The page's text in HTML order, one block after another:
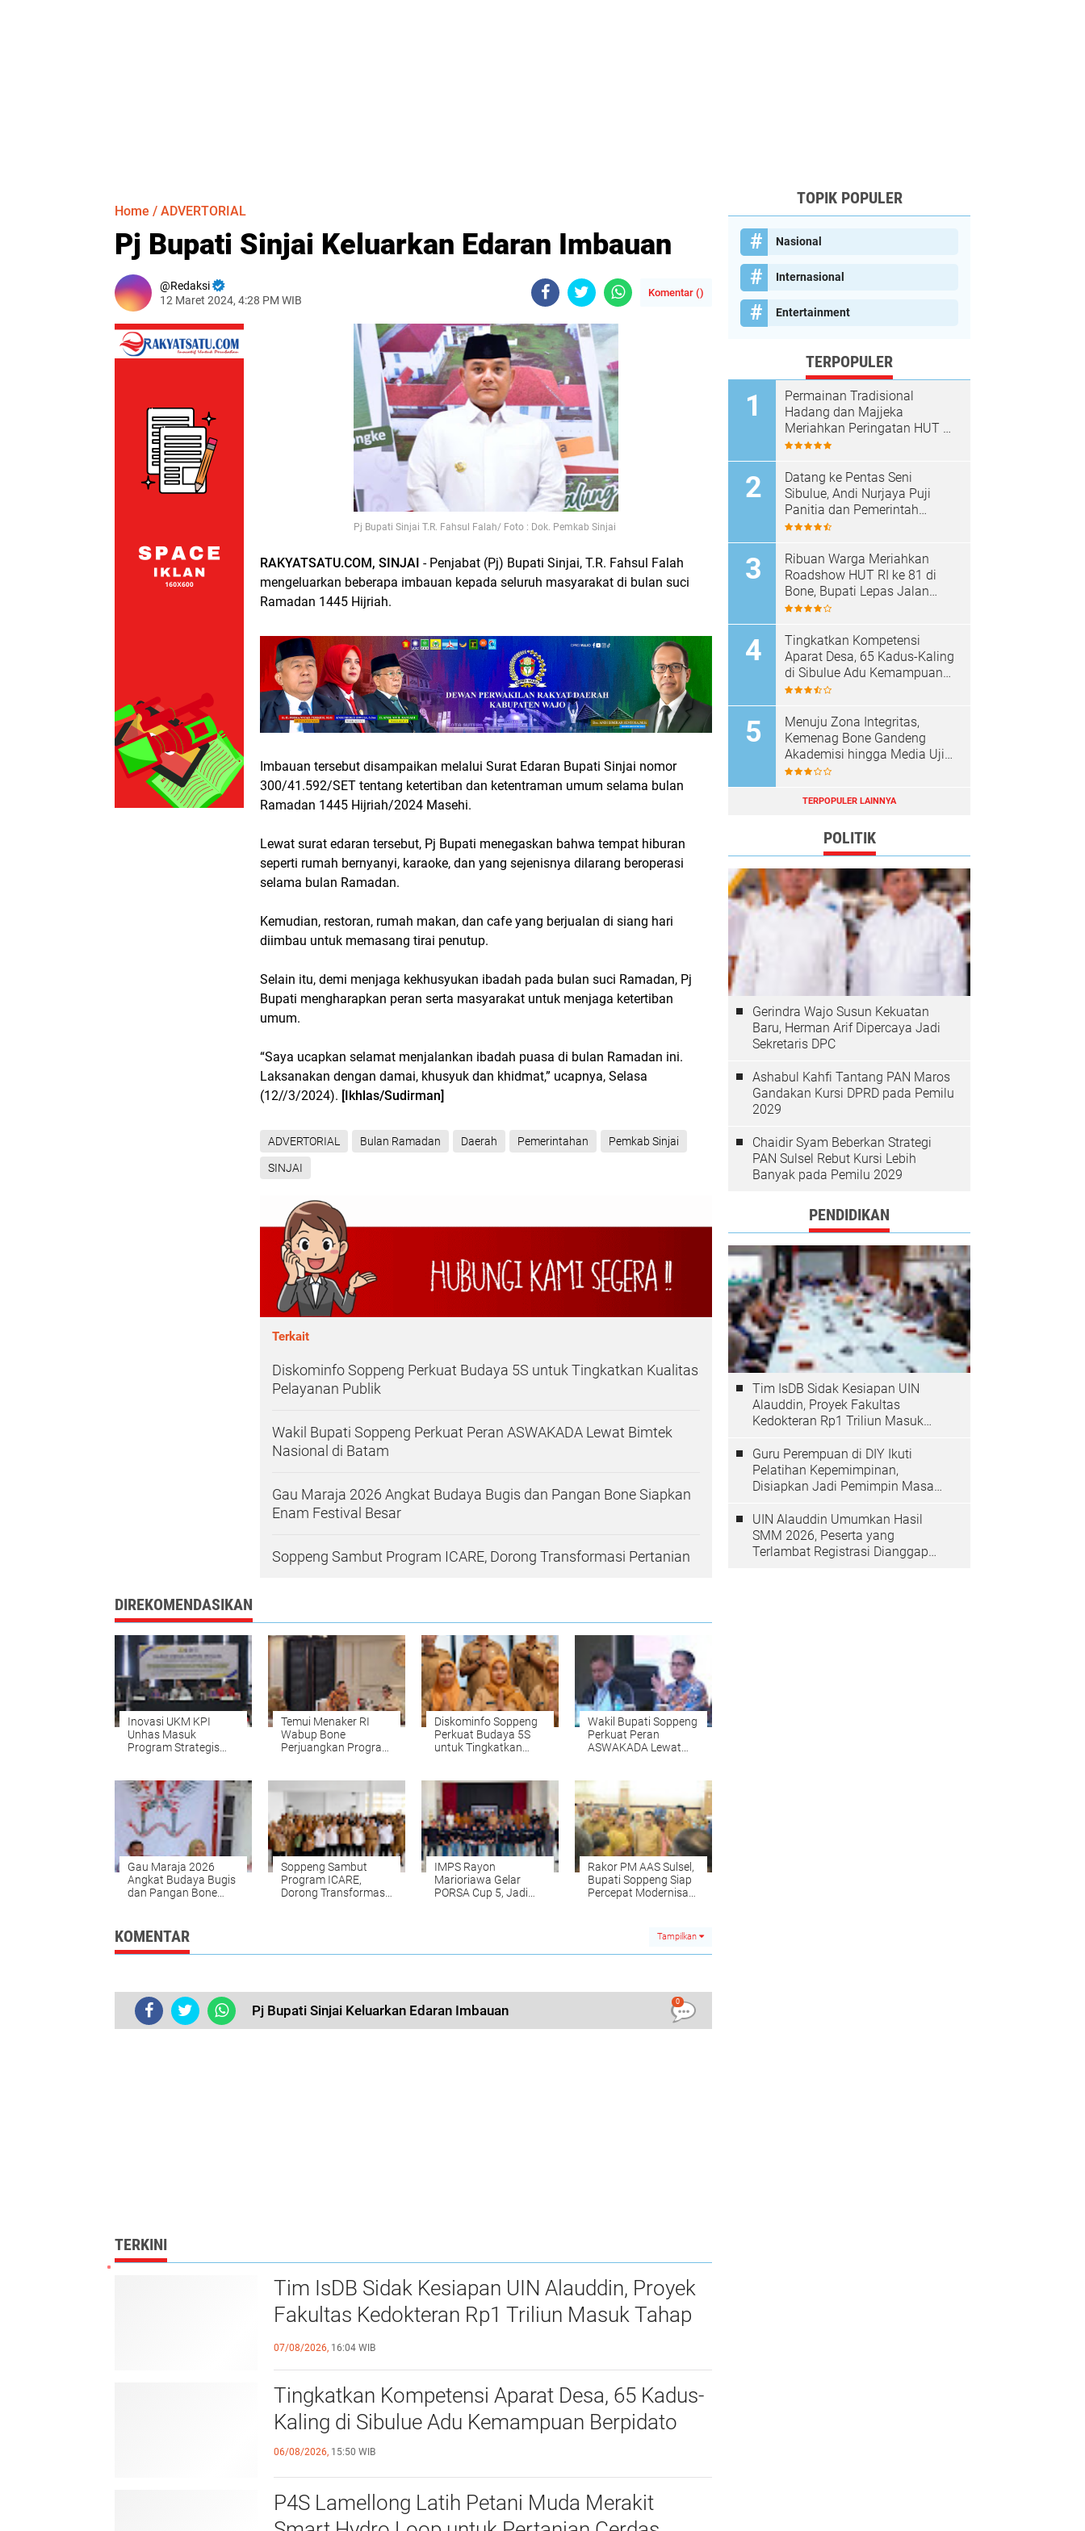
Home / ADVERTORIAL
Pj Bupati Sinjai Keluarkan Edaran Imbauan
Redaksi
12 Maret 2024, 4:28 PM WIB
Komentar ()
Pj Bupati Sinjai T.R. Fahsul Falah/ Foto : Dok. Pemkab Sinjai
RAKYATSATU.COM, SINJAI - Penjabat (Pj) Bupati Sinjai, T.R. Fahsul Falah
mengeluarkan beberapa imbauan kepada seluruh masyarakat di bulan suci
Ramadan 1445 Hijriah.
Imbauan tersebut disampaikan melalui Surat Edaran Bupati Sinjai nomor
300/41.592/SET tentang ketertiban dan ketentraman umum selama bulan
Ramadan 1445 Hijriah/2024 Masehi.
Lewat surat edaran tersebut, Pj Bupati menegaskan bahwa tempat hiburan
seperti rumah bernyanyi, karaoke, dan yang sejenisnya dilarang beroperasi
selama bulan Ramadan.
Kemudian, restoran, rumah makan, dan cafe yang berjualan di siang hari
diimbau untuk memasang tirai penutup.
Selain itu, demi menjaga kekhusyukan ibadah pada bulan suci Ramadan, Pj
Bupati mengharapkan peran serta masyarakat untuk menjaga ketertiban
umum.
“Saya ucapkan selamat menjalankan ibadah puasa di bulan Ramadan ini.
Laksanakan dengan damai, khusyuk dan khidmat,” ucapnya, Selasa
(12//3/2024). [Ikhlas/Sudirman]
ADVERTORIAL Bulan Ramadan Daerah Pemerintahan Pemkab Sinjai
SINJAI
Terkait
Diskominfo Soppeng Perkuat Budaya 5S untuk Tingkatkan Kualitas
Pelayanan Publik
Wakil Bupati Soppeng Perkuat Peran ASWAKADA Lewat Bimtek
Nasional di Batam
Gau Maraja 2026 Angkat Budaya Bugis dan Pangan Bone Siapkan
Enam Festival Besar
Soppeng Sambut Program ICARE, Dorong Transformasi Pertanian
DIREKOMENDASIKAN
Inovasi UKM KPI
Unhas Masuk
Program Strategis
Temui Menaker RI
Wabup Bone
Perjuangkan Program
Diskominfo Soppeng
Perkuat Budaya 5S
untuk Tingkatkan
Wakil Bupati Soppeng
Perkuat Peran
ASWAKADA Lewat
Gau Maraja 2026
Angkat Budaya Bugis
dan Pangan Bone
Soppeng Sambut
Program ICARE,
Dorong Transformasi
IMPS Rayon
Marioriawa Gelar
PORSA Cup 5, Jadi
Rakor PM AAS Sulsel,
Bupati Soppeng Siap
Percepat Modernisasi
KOMENTAR Tampilkan
Pj Bupati Sinjai Keluarkan Edaran Imbauan
0
TERKINI
Tim IsDB Sidak Kesiapan UIN Alauddin, Proyek
Fakultas Kedokteran Rp1 Triliun Masuk Tahap
Krusial
07/08/2026, 16:04 WIB
Tingkatkan Kompetensi Aparat Desa, 65 Kadus-
Kaling di Sibulue Adu Kemampuan Berpidato
06/08/2026, 15:50 WIB
P4S Lamellong Latih Petani Muda Merakit
TOPIK POPULER
Nasional
Internasional
Entertainment
TERPOPULER
Permainan Tradisional
Hadang dan Majjeka
Meriahkan Peringatan HUT RI
di Sibulue
Datang ke Pentas Seni
Sibulue, Andi Nurjaya Puji
Panitia dan Pemerintah
Kecamatan
Ribuan Warga Meriahkan
Roadshow HUT RI ke 81 di
Bone, Bupati Lepas Jalan
Santai
Tingkatkan Kompetensi
Aparat Desa, 65 Kadus-Kaling
di Sibulue Adu Kemampuan
Berpidato
Menuju Zona Integritas,
Kemenag Bone Gandeng
Akademisi hingga Media Uji
Standar Pelayanan
TERPOPULER LAINNYA
POLITIK
Gerindra Wajo Susun Kekuatan
Baru, Herman Arif Dipercaya Jadi
Sekretaris DPC
Ashabul Kahfi Tantang PAN Maros
Gandakan Kursi DPRD pada Pemilu
2029
Chaidir Syam Beberkan Strategi
PAN Sulsel Rebut Kursi Lebih
Banyak pada Pemilu 2029
PENDIDIKAN
Tim IsDB Sidak Kesiapan UIN
Alauddin, Proyek Fakultas
Kedokteran Rp1 Triliun Masuk
Guru Perempuan di DIY Ikuti
Pelatihan Kepemimpinan,
Disiapkan Jadi Pemimpin Masa
UIN Alauddin Umumkan Hasil
SMM 2026, Peserta yang
Terlambat Registrasi Dianggap